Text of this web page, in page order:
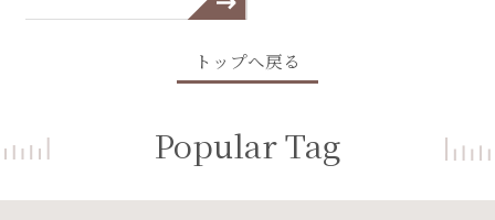
トップへ戻る
Popular Tag